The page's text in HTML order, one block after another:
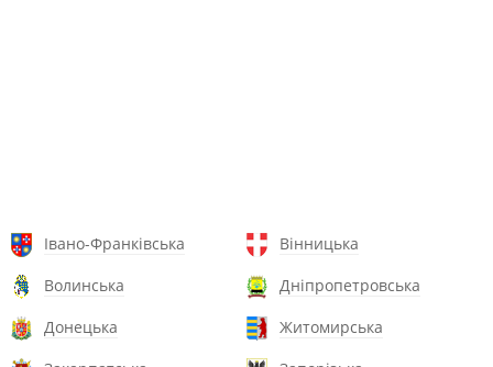
Івано-Франківська
Вінницька
Волинська
Дніпропетровська
Донецька
Житомирська